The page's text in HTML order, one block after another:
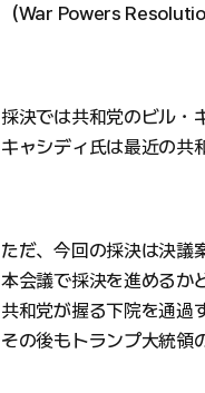
（War Powers
採決では共和党のビル・
キャシディ氏は最近の共
ただ、今回の採決は決議
本会議で採決を進めるか
共和党が握る下院を通過
その後もトランプ大統領